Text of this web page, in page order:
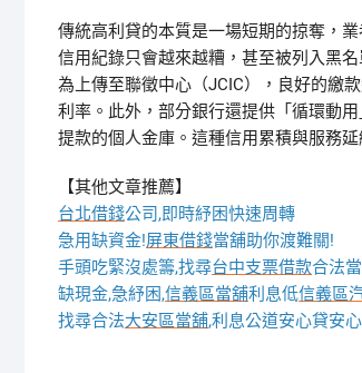
傳統高利貸的本質是一場短期的掠奪，
信用紀錄只會越來越糟，甚至被列入黑
為上傳至聯徵中心（JCIC），良好的繳
利率。此外，部分銀行還提供「循環動
提款的個人金庫。這種信用累積與服務
【其他文章推薦】
台北借錢公司,即時紓困快速周轉
急用缺資金!屏東借錢當舖助你渡難關!
手頭吃緊沒處籌,找尋台中支票借款合法
缺現金,急紓困,信義區當舖利息低信義區
找尋合法大安區當舖,利息公道安心貸安